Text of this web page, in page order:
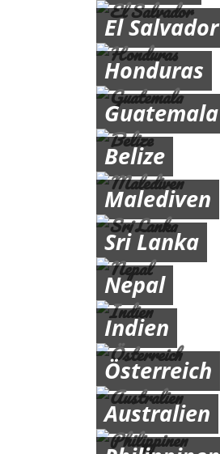
El Salvador
Honduras
Guatemala
Belize
Malediven
Sri Lanka
Nepal
Indien
Österreich
Australien